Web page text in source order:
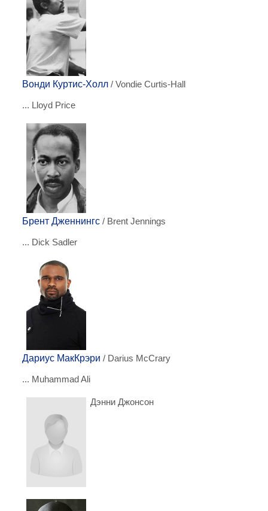
Вонди Куртис-Холл / Vondie Curtis-Hall
... Lloyd Price
Брент Дженнингс / Brent Jennings
... Dick Sadler
Дариус МакКрэри / Darius McCrary
... Muhammad Ali
Дэнни Джонсон